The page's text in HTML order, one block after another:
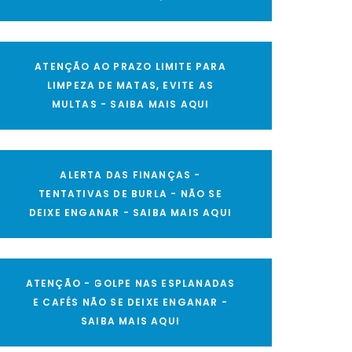
ATENÇÃO AO PRAZO LIMITE PARA
LIMPEZA DE MATAS, EVITE AS
MULTAS - SAIBA MAIS AQUI
ALERTA DAS FINANÇAS -
TENTATIVAS DE BURLA - NÃO SE
DEIXE ENGANAR - SAIBA MAIS AQUI
ATENÇÃO - GOLPE NAS ESPLANADAS
E CAFÉS NÃO SE DEIXE ENGANAR -
SAIBA MAIS AQUI